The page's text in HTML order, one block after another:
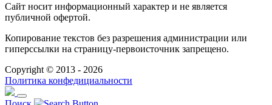
Сайт носит информационный характер и не является
публичной офертой.
Копирование текстов без разрешения администрации или
гиперссылки на страницу-первоисточник запрещено.
Copyright © 2013 - 2026
Политика конфедициальности